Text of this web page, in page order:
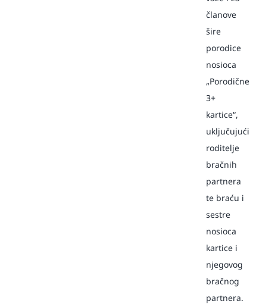
članove
šire
porodice
nosioca
„Porodične
3+
kartice“,
uključujući
roditelje
bračnih
partnera
te braću i
sestre
nosioca
kartice i
njegovog
bračnog
partnera.